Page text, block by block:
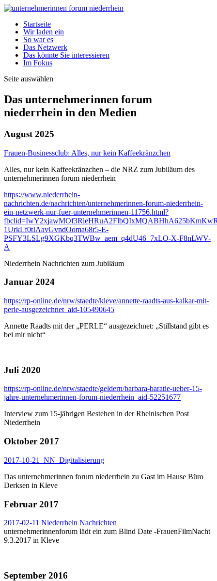
Startseite
Wir laden ein
So war es
Das Netzwerk
Das könnte Sie interessieren
Im Fokus
Seite auswählen
Das unternehmerinnen forum
niederrhein in den Medien
August 2025
Frauen-Businessclub: Alles, nur kein Kaffeekränzchen
Alles, nur kein Kaffeekränzchen – die NRZ zum Jubiläum des
unternehmerinnen forum niederrhein
https://www.niederrhein-
nachrichten.de/nachrichten/unternehmerinnen-forum-niederrhein-
ein-netzwerk-nur-fuer-unternehmerinnen-11756.html?
1UrkLf0tIAavGvndOoma68r5-E-
PSFY3LSLg9XGKbq3TWBw_aem_q4dU46_7xLO-X-F8nLWV-
A
Niederrhein Nachrichten zum Jubiläum
Januar 2024
https://rp-online.de/nrw/staedte/kleve/annette-raadts-aus-kalkar-mit-
perle-ausgezeichnet_aid-105490645
Annette Raadts mit der „PERLE“ ausgezeichnet: „Stillstand gibt es
bei mir nicht“
Juli 2020
https://rp-online.de/nrw/staedte/geldern/barbara-baratie-ueber-15-
jahre-unternehmerinnen-forum-niederrhein_aid-52251677
Interview zum 15-jährigen Bestehen in der Rheinischen Post
Niederrhein
Oktober 2017
2017-10-21_NN_Digitalisierung
Das unternehmerinnen forum niederrhein zu Gast im Hause Büro
Derksen in Kleve
Februar 2017
2017-02-11 Niederrhein Nachrichten
unternehmerinnenforum lädt ein zum Blind Date -FrauenFilmNacht
9.3.2017 in Kleve
September 2016